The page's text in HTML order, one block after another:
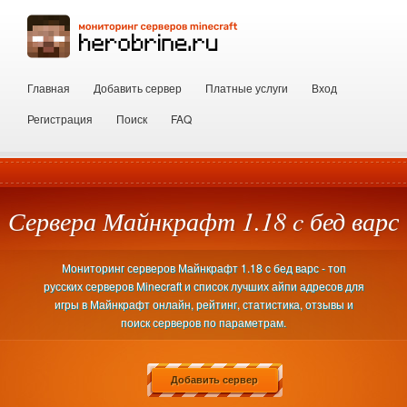
Главная Добавить сервер Платные услуги
Вход
Регистрация
Поиск FAQ
Сервера Майнкрафт 1.18 c бед варс
Мониторинг серверов Майнкрафт 1.18 c бед варс - топ
русских серверов Minecraft и список лучших айпи адресов для
игры в Майнкрафт онлайн, рейтинг, статистика, отзывы и
поиск серверов по параметрам.
Добавить сервер